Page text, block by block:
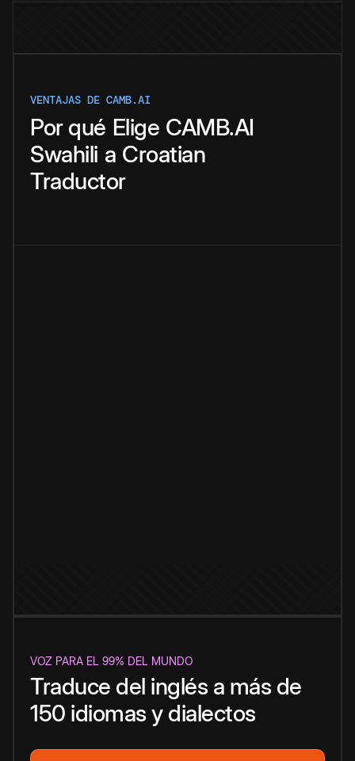
VENTAJAS DE CAMB.AI
Por qué Elige CAMB.AI
Swahili a Croatian
Traductor
VOZ PARA EL 99% DEL MUNDO
Traduce del inglés a más de
150 idiomas y dialectos